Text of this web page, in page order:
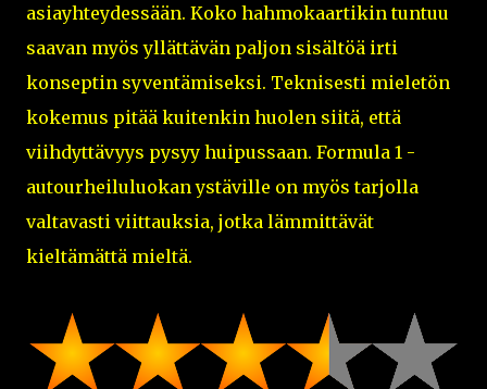
asiayhteydessään. Koko hahmokaartikin tuntuu
saavan myös yllättävän paljon sisältöä irti
konseptin syventämiseksi. Teknisesti mieletön
kokemus pitää kuitenkin huolen siitä, että
viihdyttävyys pysyy huipussaan. Formula 1 -
autourheiluluokan ystäville on myös tarjolla
valtavasti viittauksia, jotka lämmittävät
kieltämättä mieltä.